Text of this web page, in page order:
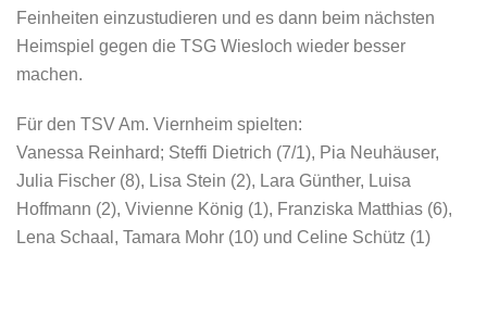
Feinheiten einzustudieren und es dann beim nächsten
Heimspiel gegen die TSG Wiesloch wieder besser
machen.
Für den TSV Am. Viernheim spielten:
Vanessa Reinhard; Steffi Dietrich (7/1), Pia Neuhäuser,
Julia Fischer (8), Lisa Stein (2), Lara Günther, Luisa
Hoffmann (2), Vivienne König (1), Franziska Matthias (6),
Lena Schaal, Tamara Mohr (10) und Celine Schütz (1)